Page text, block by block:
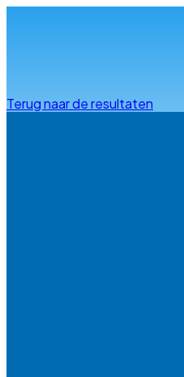
Terug naar de resultaten